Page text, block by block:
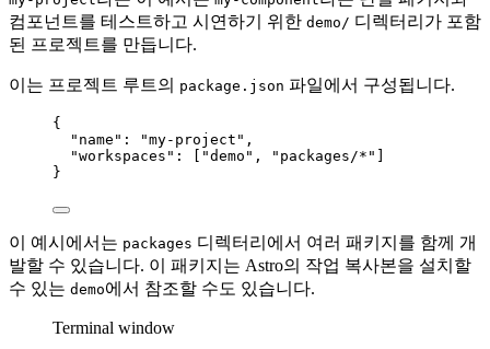
컴포넌트를 테스트하고 시연하기 위한 demo/ 디렉터리가 포함
된 프로젝트를 만듭니다.
이는 프로젝트 루트의 package.json 파일에서 구성됩니다.
{
"name" : "my-project " ,
"workspaces" : [ "demo " , " packages/* "
}
이 예시에서는 packages 디렉터리에서 여러 패키지를 함께 개
발할 수 있습니다. 이 패키지는 Astro의 작업 복사본을 설치할
수 있는 demo에서 참조할 수도 있습니다.
Terminal window